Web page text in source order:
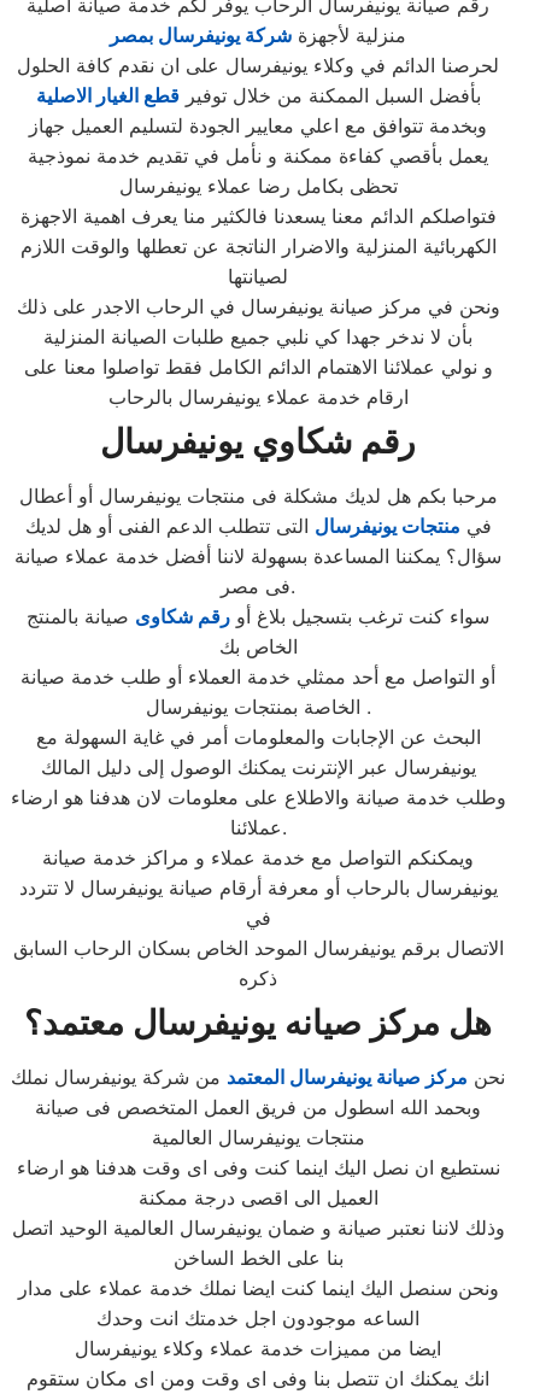
رقم صيانة يونيفرسال الرحاب يوفر لكم خدمة صيانة اصلية
منزلية لأجهزة شركة يونيفرسال بمصر
لحرصنا الدائم في وكلاء يونيفرسال على ان نقدم كافة الحلول
بأفضل السبل الممكنة من خلال توفيرقطع الغيار الاصلية
وبخدمة تتوافق مع اعلي معايير الجودة لتسليم العميل جهاز
يعمل بأقصي كفاءة ممكنة و نأمل في تقديم خدمة نموذجية
تحظى بكامل رضا عملاء يونيفرسال
فتواصلكم الدائم معنا يسعدنا فالكثير منا يعرف اهمية الاجهزة
الكهربائية المنزلية والاضرار الناتجة عن تعطلها والوقت اللازم
لصيانتها
ونحن في مركز صيانة يونيفرسال في الرحاب الاجدر على ذلك
بأن لا ندخر جهدا كي نلبي جميع طلبات الصيانة المنزلية
و نولي عملائنا الاهتمام الدائم الكامل فقط تواصلوا معنا على
ارقام خدمة عملاء يونيفرسال بالرحاب
رقم شكاوي يونيفرسال
مرحبا بكم هل لديك مشكلة فى منتجات يونيفرسال أو أعطال
في منتجات يونيفرسال التى تتطلب الدعم الفنى أو هل لديك
سؤال؟ يمكننا المساعدة بسهولة لاننا أفضل خدمة عملاء صيانة
فى مصر.
سواء كنت ترغب بتسجيل بلاغ أو رقم شكاوى صيانة بالمنتج
الخاص بك
أو التواصل مع أحد ممثلي خدمة العملاء أو طلب خدمة صيانة
الخاصة بمنتجات يونيفرسال .
البحث عن الإجابات والمعلومات أمر في غاية السهولة مع
يونيفرسال عبر الإنترنت يمكنك الوصول إلى دليل المالك
وطلب خدمة صيانة والاطلاع على معلومات لان هدفنا هو ارضاء
عملائنا.
ويمكنكم التواصل مع خدمة عملاء و مراكز خدمة صيانة
يونيفرسال بالرحاب أو معرفة أرقام صيانة يونيفرسال لا تتردد
في
الاتصال برقم يونيفرسال الموحد الخاص بسكان الرحاب السابق
ذكره
هل مركز صيانه يونيفرسال معتمد؟
نحن مركز صيانة يونيفرسال المعتمد من شركة يونيفرسال نملك
وبحمد الله اسطول من فريق العمل المتخصص فى صيانة
منتجات يونيفرسال العالمية
نستطيع ان نصل اليك اينما كنت وفى اى وقت هدفنا هو ارضاء
العميل الى اقصى درجة ممكنة
وذلك لاننا نعتبر صيانة و ضمان يونيفرسال العالمية الوحيد اتصل
بنا على الخط الساخن
ونحن سنصل اليك اينما كنت ايضا نملك خدمة عملاء على مدار
الساعه موجودون اجل خدمتك انت وحدك
ايضا من مميزات خدمة عملاء وكلاء يونيفرسال
انك يمكنك ان تتصل بنا وفى اى وقت ومن اى مكان ستقوم